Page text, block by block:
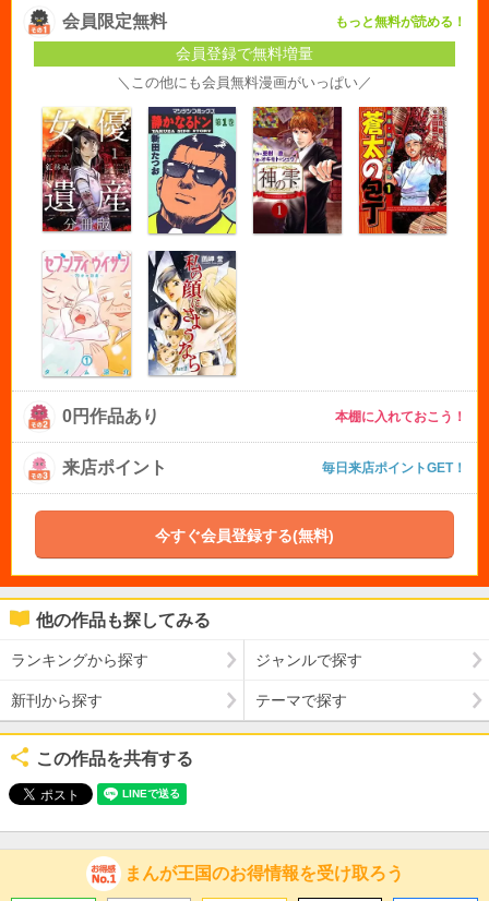
会員限定無料 もっと無料が読める！
会員登録で無料増量
＼この他にも会員無料漫画がいっぱい／
0円作品あり 本棚に入れておこう！
来店ポイント 毎日来店ポイントGET！
今すぐ会員登録する(無料)
他の作品も探してみる
ランキングから探す ジャンルで探す
新刊から探す テーマで探す
この作品を共有する
まんが王国のお得情報を受け取ろう